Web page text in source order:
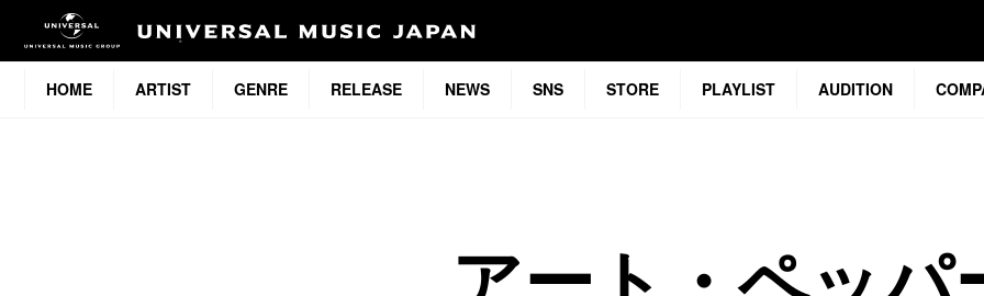
HOME ARTIST GENRE RELEASE NEWS SNS STORE PLAYLIST AUDITION